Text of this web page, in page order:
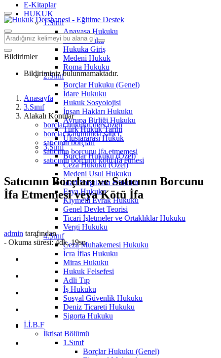
E-Kitaplar
HUKUK
1.Sınıf
Anayasa Hukuku
Aile Hukuku
Hukuka Giriş
Medeni Hukuk
Roma Hukuku
2.Sınıf
Borçlar Hukuku (Genel)
İdare Hukuku
Hukuk Sosyolojisi
İnsan Hakları Hukuku
Avrupa Birliği Hukuku
Türk Hukuk Tarihi
Uluslararası Hukuk
3.Sınıf
Borçlar Hukuku (Özel)
Ceza Hukuku (Özel)
Medeni Usul Hukuku
İdari Yargılama Hukuku
Eşya Hukuku
Kıymetli Evrak Hukuku
Genel Devlet Teorisi
Ticari İşletmeler ve Ortaklıklar Hukuku
Vergi Hukuku
4.Sınıf
Ceza Muhakemesi Hukuku
İcra İflas Hukuku
Miras Hukuku
Hukuk Felsefesi
Adli Tıp
İş Hukuku
Sosyal Güvenlik Hukuku
Deniz Ticareti Hukuku
Sigorta Hukuku
İ.İ.B.F
İktisat Bölümü
1.Sınıf
Borçlar Hukuku (Genel)
Bildirimler
Bildiriminiz bulunmamaktadır.
Anasayfa
3.Sınıf
Alakalı Konular
borçlar hukuku ders özeti
borçlar kanununda satıcı
satıcının borçları
satıcının borcunu ifa etmemesi
satıcının borcunu kötü ifa etmesi
Satıcının Borçları ve Satıcının Borcunu
İfa Etmemesi veya Kötü İfa
admin tarafından
- Okuma süresi: 4dk, 19sn